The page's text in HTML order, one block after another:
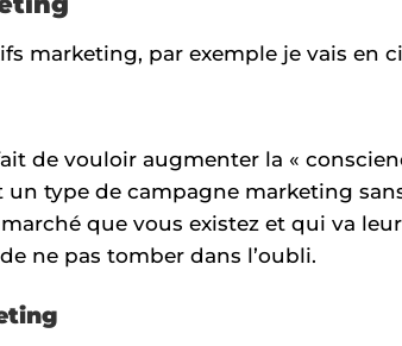
marketing, par exemple je vais en
de vouloir augmenter la «
un type de campagne marketing
que vous existez et qui va
ne pas tomber dans l’oubli.